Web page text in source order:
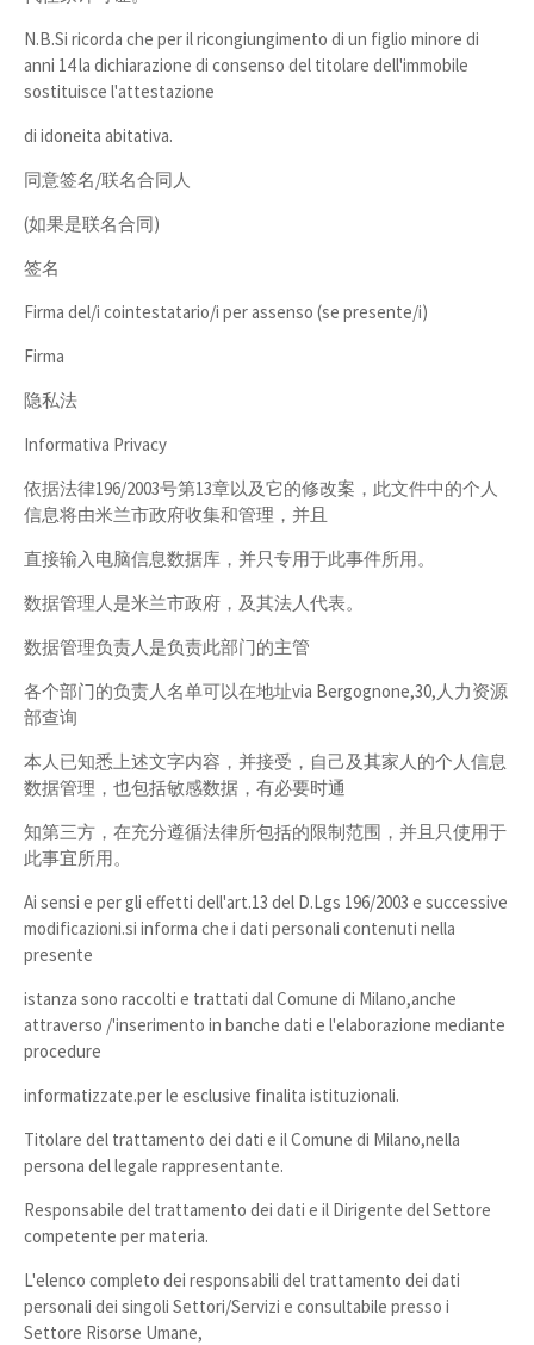
N.B.Si ricorda che per il ricongiungimento di un figlio minore di
anni 14 la dichiarazione di consenso del titolare dell'immobile
sostituisce l'attestazione
di idoneita abitativa.
同意签名/联名合同人
(如果是联名合同)
签名
Firma del/i cointestatario/i per assenso (se presente/i)
Firma
隐私法
Informativa Privacy
依据法律196/2003号第13章以及它的修改案，此文件中的个人
信息将由米兰市政府收集和管理，并且
直接输入电脑信息数据库，并只专用于此事件所用。
数据管理人是米兰市政府，及其法人代表。
数据管理负责人是负责此部门的主管
各个部门的负责人名单可以在地址via Bergognone,30,人力资源
部查询
本人已知悉上述文字内容，并接受，自己及其家人的个人信息
数据管理，也包括敏感数据，有必要时通
知第三方，在充分遵循法律所包括的限制范围，并且只使用于
此事宜所用。
Ai sensi e per gli effetti dell'art.13 del D.Lgs 196/2003 e successive
modificazioni.si informa che i dati personali contenuti nella
presente
istanza sono raccolti e trattati dal Comune di Milano,anche
attraverso /'inserimento in banche dati e l'elaborazione mediante
procedure
informatizzate.per le esclusive finalita istituzionali.
Titolare del trattamento dei dati e il Comune di Milano,nella
persona del legale rappresentante.
Responsabile del trattamento dei dati e il Dirigente del Settore
competente per materia.
L'elenco completo dei responsabili del trattamento dei dati
personali dei singoli Settori/Servizi e consultabile presso i
Settore Risorse Umane,